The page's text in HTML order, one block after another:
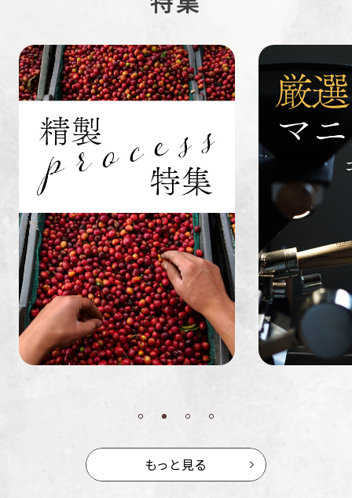
すてきな道
具
生活雑貨 福袋
業務用 定期便
ブラジル
インドネシ
ア
ホンジュラ
ス
ミャンマー ルワンダ
もっと見る